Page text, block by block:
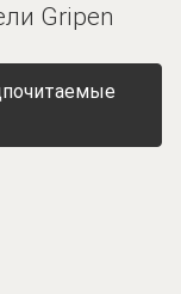
Gripen